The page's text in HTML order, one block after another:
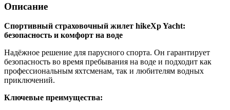
Описание
Спортивный страховочный жилет hikeXp Yacht:
безопасность и комфорт на воде
Надёжное решение для парусного спорта. Он гарантирует
безопасность во время пребывания на воде и подходит как
профессиональным яхтсменам, так и любителям водных
приключений.
Ключевые преимущества: